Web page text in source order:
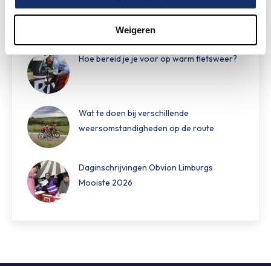
Weigeren
tijdens Obvion Limburgs Mooiste
Hoe bereid je je voor op warm fietsweer?
Wat te doen bij verschillende
weersomstandigheden op de route
Daginschrijvingen Obvion Limburgs
Mooiste 2026